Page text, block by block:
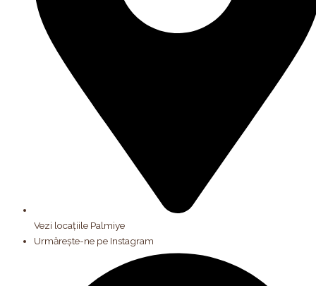
Vezi locațiile Palmiye
Urmărește-ne pe Instagram